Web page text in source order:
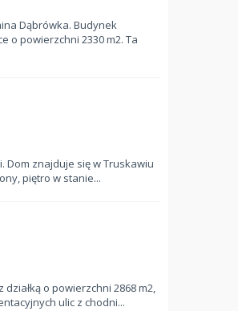
Dąbrówka. Budynek
o powierzchni 2330 m2. Ta
Dom znajduje się w Truskawiu
piętro w stanie...
o powierzchni 2868 m2,
ulic z chodni...